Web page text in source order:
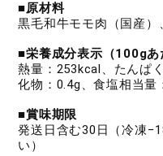
■原材料
黒毛和牛モモ肉（国産
■栄養成分表示（100gあ
熱量：253kcal、たんぱ
化物：0.4g、食塩相当量
■賞味期限
発送日含む30日（冷凍
い）